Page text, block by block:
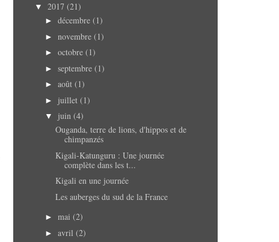
▼ 2017 (21)
► décembre (1)
► novembre (1)
► octobre (1)
► septembre (1)
► août (1)
► juillet (1)
▼ juin (4)
Ouganda, terre de lions, d'hippos et de
chimpanzés
Kigali-Katunguru : Une journée
complète dans les t...
Kigali en une journée
Les auberges du sud de la France
► mai (2)
► avril (2)